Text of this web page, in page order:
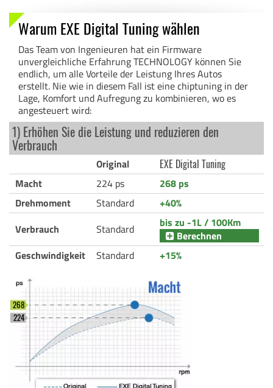
Warum EXE Digital Tuning wählen
Das Team von Ingenieuren hat ein Firmware
unvergleichliche Erfahrung TECHNOLOGY können Sie
endlich, um alle Vorteile der Leistung Ihres Autos
erstellt. Nie wie in diesem Fall ist eine chiptuning in der
Lage, Komfort und Aufregung zu kombinieren, wo es
angesteuert wird:
1) Erhöhen Sie die Leistung und reduzieren den
Verbrauch
Original
EXE Digital Tuning
Macht
224 ps
268 ps
Drehmoment
Standard
+40%
Verbrauch
Standard
bis zu -1L / 100Km
Berechnen
Geschwindigkeit
Standard +15%
224
268